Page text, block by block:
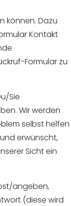
können. Dazu
Kontakt
Formular zu
Sie
Wir werden
selbst helfen
erwünscht,
Sicht ein
angeben,
(diese wird